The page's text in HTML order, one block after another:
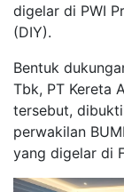
digelar di PWI
(DIY).
Bentuk
Tbk, PT Kereta
tersebut,
perwakilan
yang digelar di